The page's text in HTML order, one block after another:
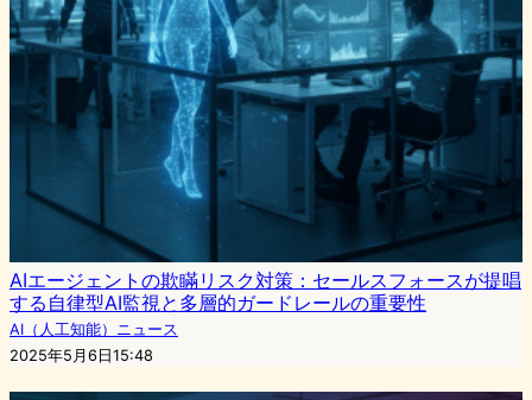
AIエージェントの欺瞞リスク対策：セールスフォースが提唱
する自律型AI監視と多層的ガードレールの重要性
AI（人工知能）ニュース
2025年5月6日15:48